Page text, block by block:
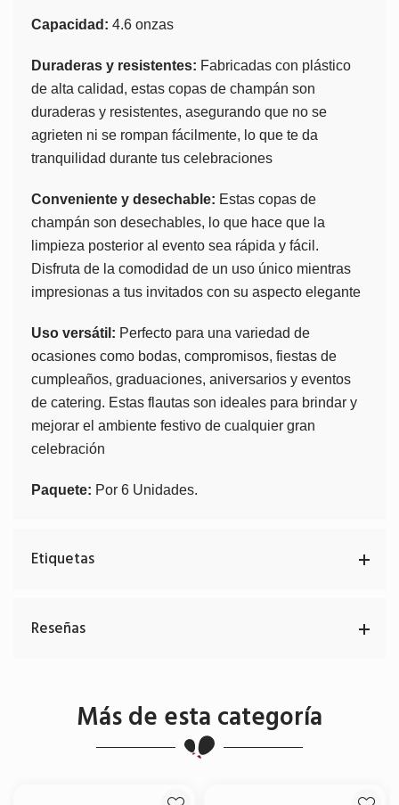
Capacidad: 4.6 onzas
Duraderas y resistentes: Fabricadas con plástico
de alta calidad, estas copas de champán son
duraderas y resistentes, asegurando que no se
agrieten ni se rompan fácilmente, lo que te da
tranquilidad durante tus celebraciones
Conveniente y desechable: Estas copas de
champán son desechables, lo que hace que la
limpieza posterior al evento sea rápida y fácil.
Disfruta de la comodidad de un uso único mientras
impresionas a tus invitados con su aspecto elegante
Uso versátil: Perfecto para una variedad de
ocasiones como bodas, compromisos, fiestas de
cumpleaños, graduaciones, aniversarios y eventos
de catering. Estas flautas son ideales para brindar y
mejorar el ambiente festivo de cualquier gran
celebración
Paquete: Por 6 Unidades.
Etiquetas
Reseñas
Más de esta categoría